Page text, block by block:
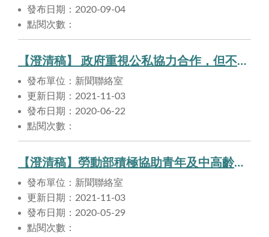
發布日期：2020-09-04
點閱次數：
【澄清稿】 政府重視公私協力合作，但不放任混淆視聽的不實言論。
發布單位：新聞聯絡室
更新日期：2021-11-03
發布日期：2020-06-22
點閱次數：
【澄清稿】勞動部積極協助青年及中高齡者就業。
發布單位：新聞聯絡室
更新日期：2021-11-03
發布日期：2020-05-29
點閱次數：